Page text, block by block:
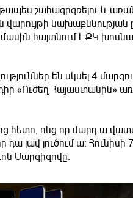
շահագրգռելու և
նախաքննության
մասին հայտնում է ՔԿ
են սկսել 4
«Ուժեղ Հայաստանին»
հետո, ոնց որ մարդ ա
դա լավ լուծում ա: Հունիսի
Սարգիզովը։